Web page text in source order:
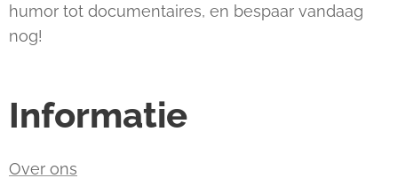
humor tot documentaires, en bespaar vandaag
nog!
Informatie
Over ons